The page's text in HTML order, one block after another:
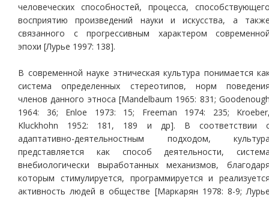
человеческих способностей, процесса,
восприятию произведений науки и искусства, а
связанного с прогрессивным характером
эпохи [Лурье 1997: 138].
В современной науке этническая культура понимается
система определенных стереотипов, норм
членов данного этноса [Mandelbaum 1965: 831;
1964: 36; Enloe 1973: 15; Freeman 1974: 235;
Kluckhohn 1952: 181, 189 и др]. В соответствии
адаптативно-деятельностным подходом,
представляется как способ деятельности,
внебиологически выработанных механизмов,
которым стимулируется, программируется и
активность людей в обществе [Маркарян 1978: 8-9;